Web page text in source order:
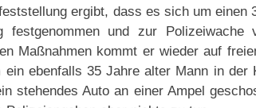
ergibt, dass es sich um einen
festgenommen und zur Polizeiwache
Maßnahmen kommt er wieder auf
ein ebenfalls 35 Jahre alter Mann in der
stehendes Auto an einer Ampel